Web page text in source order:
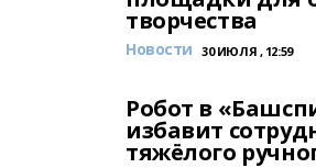
творчества
Новости 30 ИЮЛЯ , 12:59
Робот в
избавит
тяжёлого